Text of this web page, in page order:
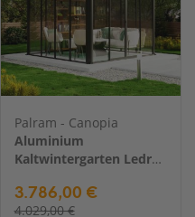
Palram - Canopia
Aluminium
Kaltwintergarten Ledro
295x295x276 cm
3.786,00 €
4.029,00 €